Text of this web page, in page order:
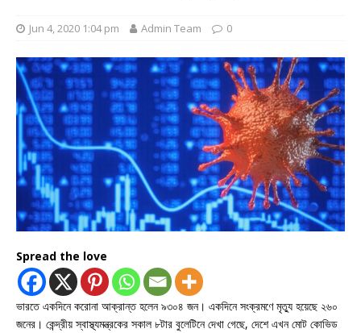
Jun 4, 2020 1:04 pm Admin Team 0
Spread the love
ভারতে একদিনে করোনা আক্রান্ত হলেন ৯৩০৪ জন। একদিনে সংক্রমণে মৃত্যু হয়েছে ২৬০
জনের। কেন্দ্রীয় স্বাস্থ্যমন্ত্রকের সকাল ৮টার বুলেটিনে দেখা গেছে, দেশে এখন মোট কোভিড